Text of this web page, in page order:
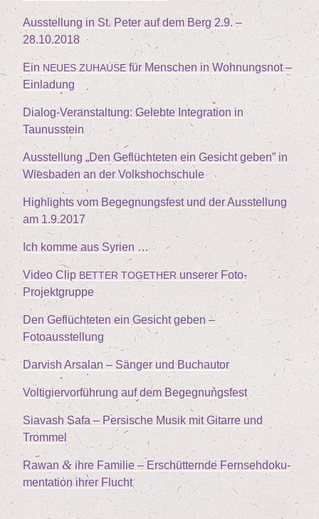
Aus­stel­lung in St. Peter auf dem Berg 2.9. –
28.10.2018
Ein NEUES ZUHAUSEfür Men­schen in Woh­nungs­not –
Einladung
Dia­log-Ver­an­stal­tung: Geleb­te Inte­gra­ti­on in
Taunusstein
Aus­stel­lung „Den Geflüch­te­ten ein Gesicht geben” in
Wies­ba­den an der Volkshochschule
High­lights vom Begeg­nungs­fest und der Aus­stel­lung
am 1.9.2017
Ich kom­me aus Syrien …
Video Clip BETTER TOGETHERunse­rer Foto-
Projektgruppe
Den Geflüch­te­ten ein Gesicht geben –
Fotoausstellung
Dar­vish Arsalan – Sän­ger und Buchautor
Vol­ti­gier­vor­füh­rung auf dem Begegnungsfest
Sia­vash Safa – Per­si­sche Musik mit Gitar­re und
Trommel
Rawan & ihre Fami­lie – Erschüt­tern­de Fern­seh­do­ku­
men­ta­ti­on ihrer Flucht